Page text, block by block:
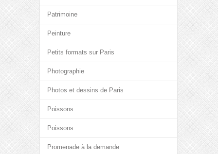
Patrimoine
Peinture
Petits formats sur Paris
Photographie
Photos et dessins de Paris
Poissons
Poissons
Promenade à la demande